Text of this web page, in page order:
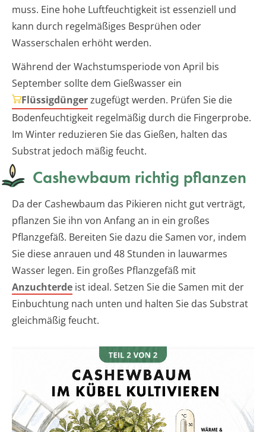
muss. Eine hohe Luftfeuchtigkeit ist essenziell und
kann durch regelmäßiges Besprühen oder
Wasserschalen erhöht werden.
Während der Wachstumsperiode von April bis
September sollte dem Gießwasser ein
Flüssigdüngerzugefügt werden. Prüfen Sie die
Bodenfeuchtigkeit regelmäßig durch die Fingerprobe.
Im Winter reduzieren Sie das Gießen, halten das
Substrat jedoch mäßig feucht.
Cashewbaum richtig pflanzen
Da der Cashewbaum das Pikieren nicht gut verträgt,
pflanzen Sie ihn von Anfang an in ein großes
Pflanzgefäß. Bereiten Sie dazu die Samen vor, indem
Sie diese anrauen und 48 Stunden in lauwarmes
Wasser legen. Ein großes Pflanzgefäß mit
Anzuchterde ist ideal. Setzen Sie die Samen mit der
Einbuchtung nach unten und halten Sie das Substrat
gleichmäßig feucht.